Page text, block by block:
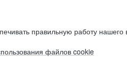
правильную работу нашего
файлов cookie